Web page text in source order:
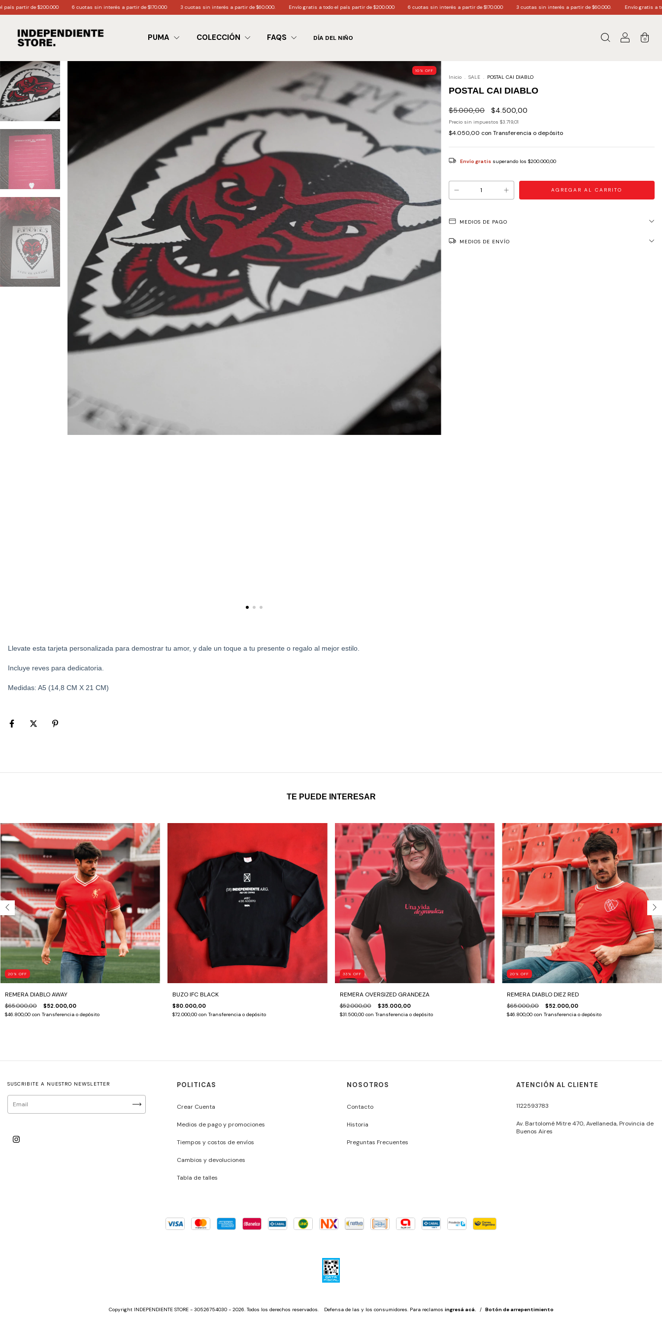
6 cuotas sin interés a partir de $170.000 3 cuotas sin interés a partir de $60.000. Envío gratis a todo el país partir de $200.000 6 cuotas sin interés a partir de $170.000 3 cuotas sin interés a partir de $60.000. Envío gratis a todo el país partir de
PUMA COLECCIÓN FAQS DÍA DEL NIÑO 0
10 % OFF
Inicio . SALE . POSTAL CAI DIABLO
POSTAL CAI DIABLO
$5.000,00 $4.500,00
Precio sin impuestos $3.719,01
$4.050,00 con Transferencia o depósito
Envío gratis superando los $200.000,00
MEDIOS DE PAGO
MEDIOS DE ENVÍO
Llevate esta tarjeta personalizada para demostrar tu amor, y dale un toque a tu presente o regalo al mejor estilo.
Incluye reves para dedicatoria.
Medidas: A5 (14,8 CM X 21 CM)
TE PUEDE INTERESAR
20 % OFF
REMERA DIABLO AWAY
$65.000,00 $52.000,00
$46.800,00 con Transferencia o depósito
BUZO IFC BLACK
$80.000,00
$72.000,00 con Transferencia o depósito
33 % OFF
REMERA OVERSIZED GRANDEZA
$52.000,00 $35.000,00
$31.500,00 con Transferencia o depósito
20 %OFF
REMERA DIABLO DIEZ RED
$65.000,00 $52.000,00
$46.800,00con Transferencia o depósito
SUSCRIBITE A NUESTRO NEWSLETTER POLITICAS
Crear Cuenta
Medios de pago y promociones
Tiempos y costos de envíos
Cambios y devoluciones
Tabla de talles
NOSOTROS
Contacto
Historia
Preguntas Frecuentes
ATENCIÓN AL CLIENTE
1122593783
Av. Bartolomé Mitre 470, Avellaneda, Provincia de
Buenos Aires
Copyright INDEPENDIENTE STORE - 30526754030 - 2026. Todos los derechos reservados. Defensa de las y los consumidores. Para reclamos ingresá acá. / Botón de arrepentimiento